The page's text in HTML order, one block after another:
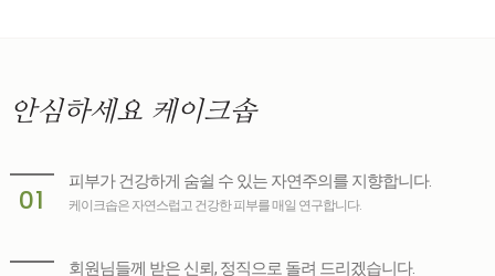
안심하세요 케이크솝
01
피부가 건강하게 숨쉴 수 있는 자연주의를 지향합니다.
케이크솝은 자연스럽고 건강한 피부를 매일 연구합니다.
회원님들께 받은 신뢰, 정직으로 돌려 드리겠습니다.